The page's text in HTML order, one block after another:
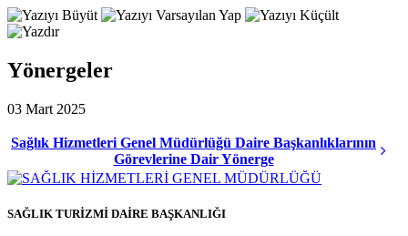
Yönergeler
03 Mart 2025
Sağlık Hizmetleri Genel Müdürlüğü Daire Başkanlıklarının
Görevlerine Dair Yönerge
SAĞLIK TURİZMİ DAİRE BAŞKANLIĞI